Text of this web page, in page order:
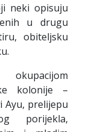
neki opisuju
u drugu
obiteljsku
kolonije –
Ayu, prelijepu
porijekla,